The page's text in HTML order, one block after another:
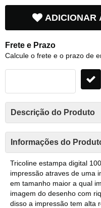
ADICIONAR
Frete e Prazo
Calcule o frete e o prazo de
Descrição do Produto
Informações do
Tricoline estampa digital
impressão atraves de uma
em tamanho maior a qual
imagem do desenho com
disso a impressão tem alta